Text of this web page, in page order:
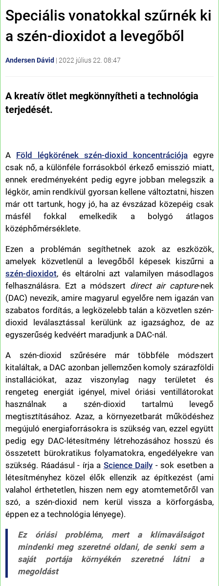
Speciális vonatokkal szűrnék ki
a szén-dioxidot a levegőből
Andersen Dávid | 2022 július 22. 08:47
A kreatív ötlet megkönnyítheti a technológia
terjedését.
A Föld légkörének szén-dioxid koncentrációja egyre
csak nő, a különféle forrásokból érkező emisszió miatt,
ennek eredményeként pedig egyre jobban melegszik a
légkör, amin rendkívül gyorsan kellene változtatni, hiszen
már ott tartunk, hogy jó, ha az évszázad közepéig csak
másfél fokkal emelkedik a bolygó átlagos
középhőmérséklete.
Ezen a problémán segíthetnek azok az eszközök,
amelyek közvetlenül a levegőből képesek kiszűrni a
szén-dioxidot, és eltárolni azt valamilyen másodlagos
felhasználásra. Ezt a módszert direct air capture-nek
(DAC) nevezik, amire magyarul egyelőre nem igazán van
szabatos fordítás, a legközelebb talán a közvetlen szén-
dioxid leválasztással kerülünk az igazsághoz, de az
egyszerűség kedvéért maradjunk a DAC-nál.
A szén-dioxid szűrésére már többféle módszert
kitaláltak, a DAC azonban jellemzően komoly szárazföldi
installációkat, azaz viszonylag nagy területet és
rengeteg energiát igényel, mivel óriási ventillátorokat
használnak a szén-dioxid tartalmú levegő
megtisztításához. Azaz, a környezetbarát működéshez
megújuló energiaforrásokra is szükség van, ezzel együtt
pedig egy DAC-létesítmény létrehozásához hosszú és
összetett bürokratikus folyamatokra, engedélyekre van
szükség. Ráadásul - írja a Science Daily - sok esetben a
létesítményhez közel élők ellenzik az építkezést (ami
valahol érthetetlen, hiszen nem egy atomtemetőről van
szó, a szén-dioxid nem kerül vissza a körforgásba,
éppen ez a technológia lényege).
Ez óriási probléma, mert a klímaválságot
mindenki meg szeretné oldani, de senki sem a
saját portája környékén szeretné látni a
megoldást